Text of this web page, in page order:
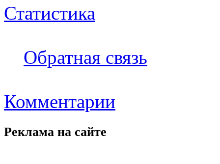
Статистика
Обратная связь
Комментарии
Реклама на сайте